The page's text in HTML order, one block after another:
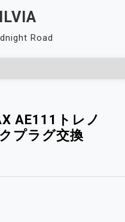
Road
AE111トレノ
プラグ交換